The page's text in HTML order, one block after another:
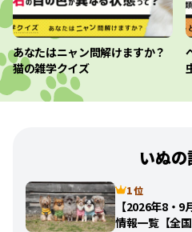
あなたはニャン問解けますか？
猫の雑学クイズ
いぬ
1 位
【2026年8・
情報一覧【全国